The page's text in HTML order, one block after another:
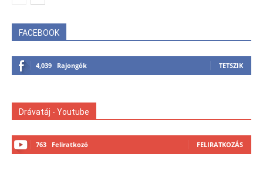
FACEBOOK
4,039 Rajongók TETSZIK
Drávatáj - Youtube
763 Feliratkozó FELIRATKOZÁS